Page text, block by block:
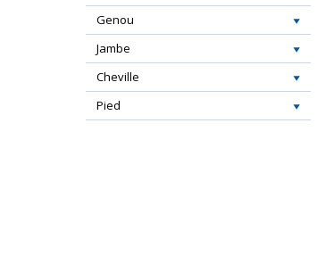
Genou
Jambe
Cheville
Pied